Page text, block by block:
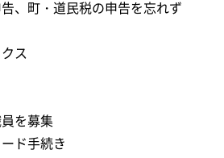
、町・道民税の申告を忘れず
ス
を募集
ド手続き